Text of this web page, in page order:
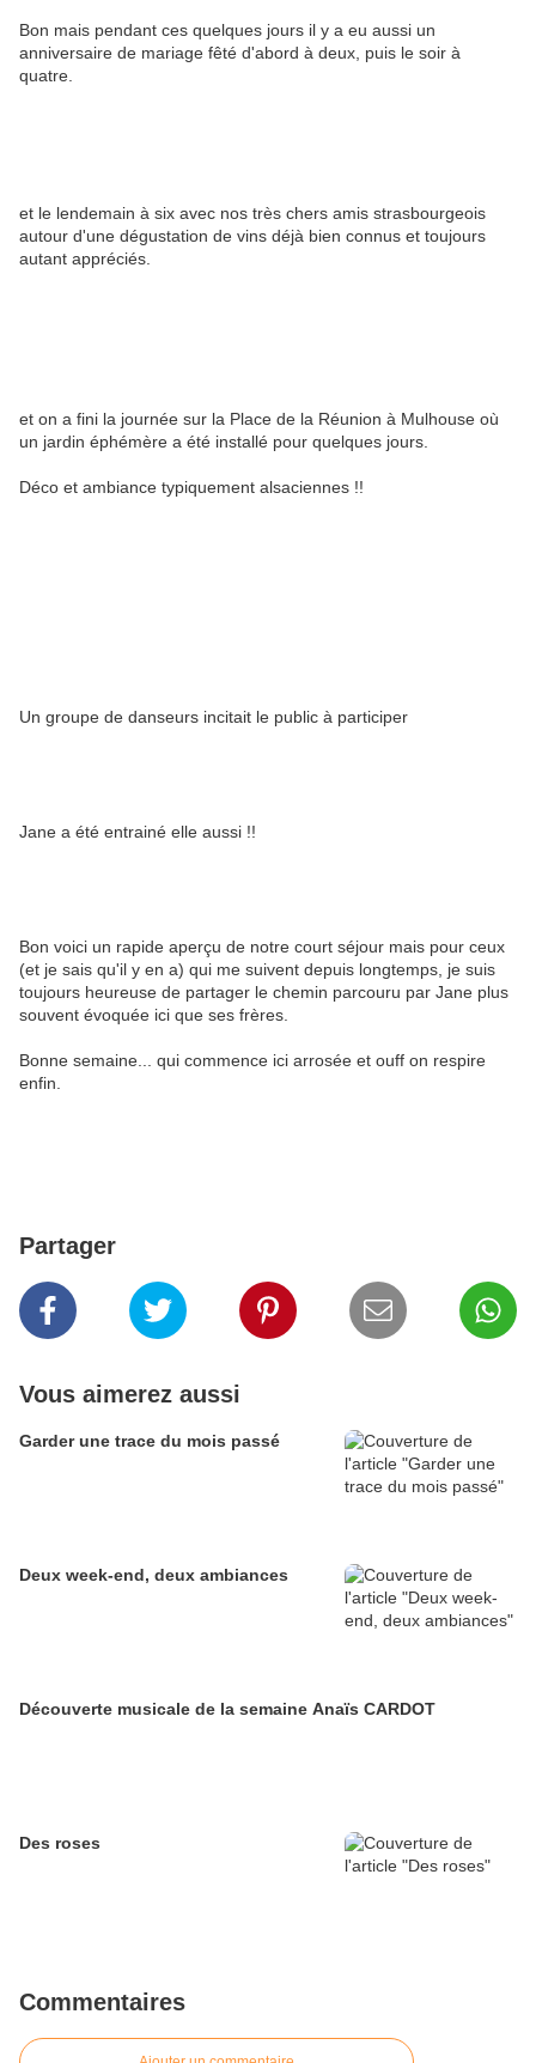
Bon mais pendant ces quelques jours il y a eu aussi un
anniversaire de mariage fêté d'abord à deux, puis le soir à
quatre.
et le lendemain à six avec nos très chers amis strasbourgeois
autour d'une dégustation de vins déjà bien connus et toujours
autant appréciés.
et on a fini la journée sur la Place de la Réunion à Mulhouse où
un jardin éphémère a été installé pour quelques jours.
Déco et ambiance typiquement alsaciennes !!
Un groupe de danseurs incitait le public à participer
Jane a été entrainé elle aussi !!
Bon voici un rapide aperçu de notre court séjour mais pour ceux
(et je sais qu'il y en a) qui me suivent depuis longtemps, je suis
toujours heureuse de partager le chemin parcouru par Jane plus
souvent évoquée ici que ses frères.
Bonne semaine... qui commence ici arrosée et ouff on respire
enfin.
Partager
Vous aimerez aussi
Garder une trace du mois passé
Deux week-end, deux ambiances
Découverte musicale de la semaine Anaïs CARDOT
Des roses
Commentaires